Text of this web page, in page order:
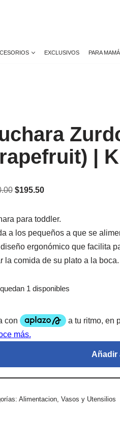
EXCLUSIVOS PARA MAMÁ
|
$195.50
para toddler.
a los pequeños a que se
ergonómico que facilita
la comida de su plato a la boca.
1 disponibles
Añadir
Alimentacion, Vasos y Utensilios